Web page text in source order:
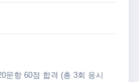
문항 60점 합격 (총 3회 응시